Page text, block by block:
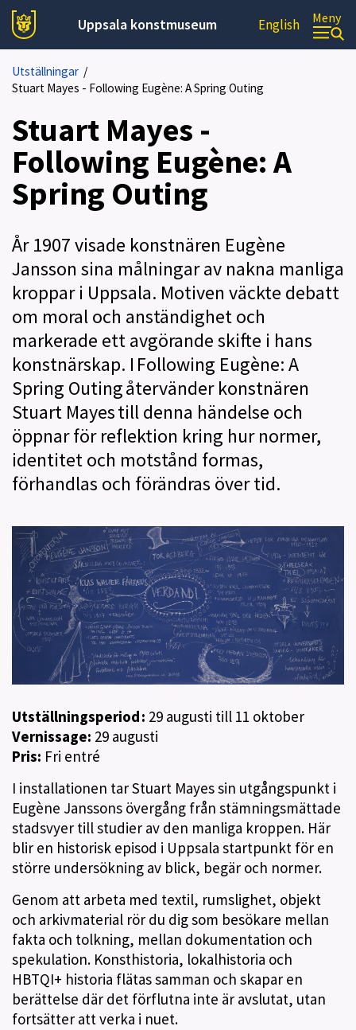
Uppsala konstmuseum English Meny
Utställningar /
Stuart Mayes - Following Eugène: A Spring Outing
Stuart Mayes -
Following Eugène: A
Spring Outing
År 1907 visade konstnären Eugène
Jansson sina målningar av nakna manliga
kroppar i Uppsala. Motiven väckte debatt
om moral och anständighet och
markerade ett avgörande skifte i hans
konstnärskap. I Following Eugène: A
Spring Outing återvänder konstnären
Stuart Mayes till denna händelse och
öppnar för reflektion kring hur normer,
identitet och motstånd formas,
förhandlas och förändras över tid.
Utställningsperiod : 29 augusti till 11 oktober
Vernissage: 29 augusti
Pris: Fri entré
I installationen tar Stuart Mayes sin utgångspunkt i
Eugène Janssons övergång från stämningsmättade
stadsvyer till studier av den manliga kroppen. Här
blir en historisk episod i Uppsala startpunkt för en
större undersökning av blick, begär och normer.
Genom att arbeta med textil, rumslighet, objekt
och arkivmaterial rör du dig som besökare mellan
fakta och tolkning, mellan dokumentation och
spekulation. Konsthistoria, lokalhistoria och
HBTQI+ historia flätas samman och skapar en
berättelse där det förflutna inte är avslutat, utan
fortsätter att verka i nuet.